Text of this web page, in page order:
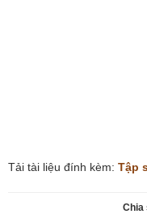
Tải tài liệu đính kèm: Tập
Chia